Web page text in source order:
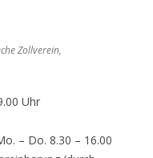
Zollverein,
Uhr
– Do. 8.30 – 16.00